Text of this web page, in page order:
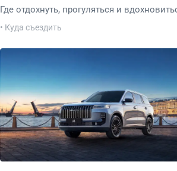
Где отдохнуть, прогуляться и
• Куда съездить